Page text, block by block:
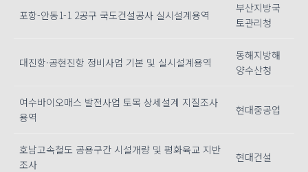
포항-안동1-1 2공구 국도건설공사 실시설계용역
부산지방국
토관리청
대진항·공현진항 정비사업 기본 및 실시설계용역
동해지방해
양수산청
여수바이오매스 발전사업 토목 상세설계 지질조사
용역
현대중공업
호남고속철도 공용구간 시설개량 및 평화육교 지반
조사
현대건설